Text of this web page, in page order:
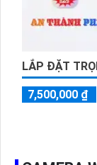
LẮP ĐẶT
7,500,000 ₫